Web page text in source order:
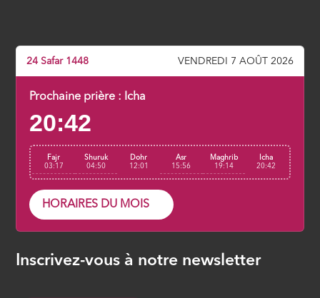
La clé de la réussite en ce bas monde
24 Safar 1448 VENDREDI 7 AOÛT 2026
Prochaine prière : Icha
20:42
Fajr
03:17
Shuruk
04:50
Dohr
12:01
Asr
15:56
Maghrib
19:14
Icha
20:42
HORAIRES DU MOIS
Inscrivez-vous à notre newsletter